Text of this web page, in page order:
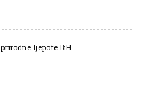
ljepote BiH